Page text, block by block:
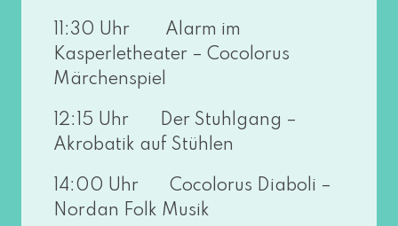
11:30 Uhr Alarm im
Kasperletheater – Cocolorus
Märchenspiel
12:15 Uhr Der Stuhlgang –
Akrobatik auf Stühlen
14:00 Uhr Cocolorus Diaboli –
Nordan Folk Musik